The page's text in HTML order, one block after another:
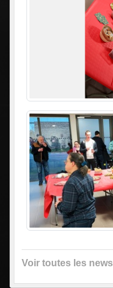
Voir toutes les news